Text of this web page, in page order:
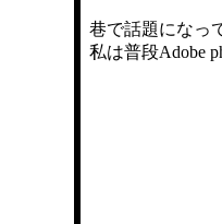
巷で話題になっ
私は普段Adobe